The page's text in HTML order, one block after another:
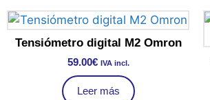
Tensiómetro digital M2 Omron
59.00€ IVA incl.
Leer más